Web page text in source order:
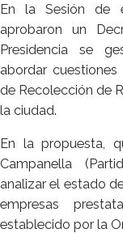
En la Sesión de
aprobaron un
Presidencia se
abordar
de Recolección de
la ciudad.
En la propuesta,
Campanella
analizar el estado
empresas
establecido por la